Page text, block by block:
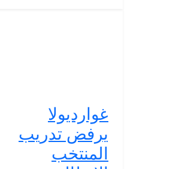
غوارديولا
يرفض تدريب
المنتخب